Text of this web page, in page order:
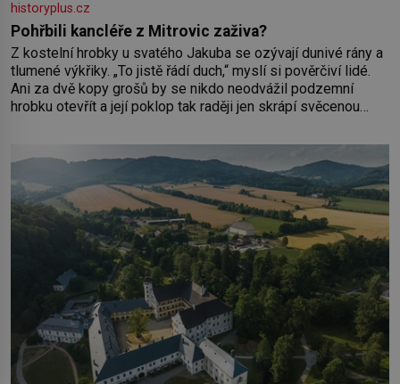
historyplus.cz
Pohřbili kancléře z Mitrovic zaživa?
Z kostelní hrobky u svatého Jakuba se ozývají dunivé rány a
tlumené výkřiky. „To jistě řádí duch,“ myslí si pověrčiví lidé.
Ani za dvě kopy grošů by se nikdo neodvážil podzemní
hrobku otevřít a její poklop tak raději jen skrápí svěcenou
mnoho let později hrobku